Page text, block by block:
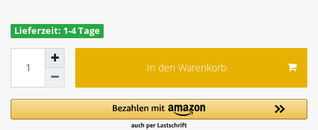
Lieferzeit: 1-4 Tage
In den Warenkorb